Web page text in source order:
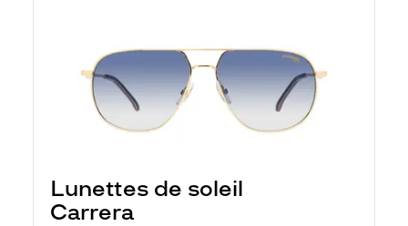
Lunettes de soleil
Carrera